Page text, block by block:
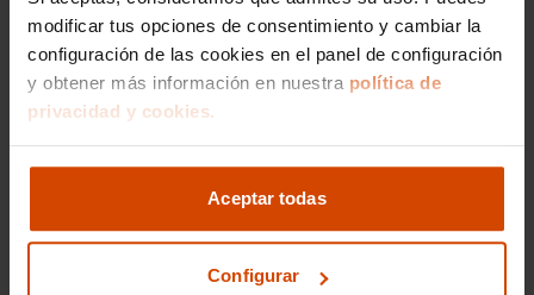
modificar tus opciones de consentimiento y cambiar la
configuración de las cookies en el panel de configuración
y obtener más información en nuestra política de
privacidad y cookies.
Aceptar todas
Configurar
descubrir todas las opciones de Ford de
segunda mano disponibles y encuentra la mejor
oferta que se ajuste a tus necesidades.
¿Se puede financiar un
coche Ford en
Ourense?